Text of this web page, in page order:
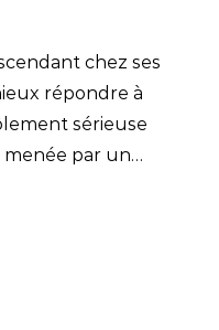
chez ses
répondre à
sérieuse
par un
ses clients.